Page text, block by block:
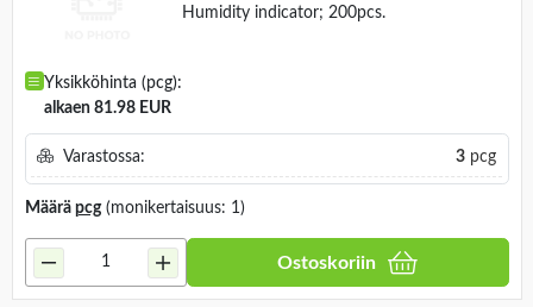
Humidity indicator; 200pcs.
Yksikköhinta (pcg):
alkaen 81.98 EUR
Varastossa: 3pcg
Määrä pcg(monikertaisuus: 1)
Ostoskoriin